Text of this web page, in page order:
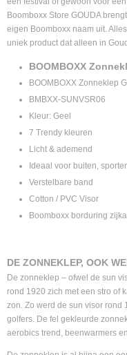
Boomboxx Store GOUDA
eigen Boomboxx naam uit.
uniek product dat alleen in
BOOMBOXX
BOOMBOXX Zonneklep
BMBXX-SUNVSR06
Kleur: Geel
7 Trendy kleuren
Licht & ademend
Ideaal voor buiten,
Verstelbare band
Cotton / PVC Visor
Boomboxx borduring
DE ZONNEKLEP, OOK
De zonneklep – ofwel de sun
rond 1920 zich met een stro of
zon. Zo werd de sun visor rond
golfers. De fel gekleurde
aerobics trend, beenwarmers